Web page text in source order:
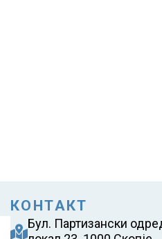
КОНТАКТ
Бул. Партизански